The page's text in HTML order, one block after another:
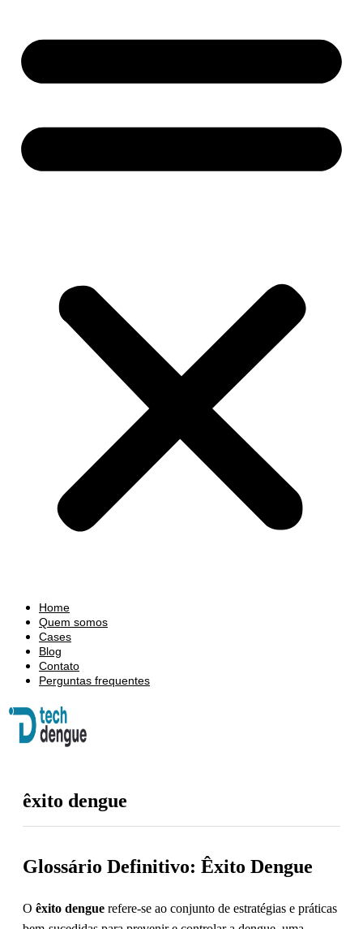
Home
Quem somos
Cases
Blog
Contato
Perguntas frequentes
êxito dengue
Glossário Definitivo: Êxito Dengue
O êxito dengue refere-se ao conjunto de estratégias e práticas